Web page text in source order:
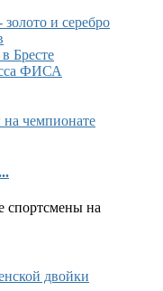
и серебро
Бресте
ФИСА
спортсмены на